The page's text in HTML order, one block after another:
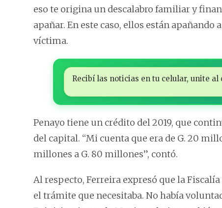
eso te origina un descalabro familiar y
apañar. En este caso, ellos están
víctima.
Recibí las noticias en tu celular, unite al
Penayo tiene un crédito del 2019, que
del capital. “Mi cuenta que era de G. 20
millones a G. 80 millones”, contó.
Al respecto, Ferreira expresó que la
el trámite que necesitaba. No había